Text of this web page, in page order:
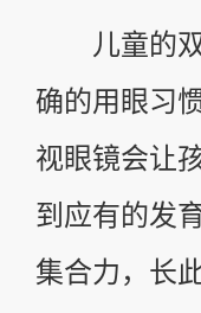
儿童的双
确的用眼习
视眼镜会让
到应有的发
集合力，长